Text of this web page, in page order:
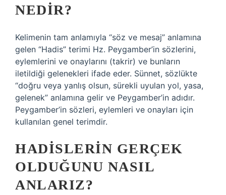
NEDIR?
Kelimenin tam anlamıyla “söz ve mesaj” anlamına
gelen “Hadis” terimi Hz. Peygamber’in sözlerini,
eylemlerini ve onaylarını (takrir) ve bunların
iletildiği gelenekleri ifade eder. Sünnet, sözlükte
“doğru veya yanlış olsun, sürekli uyulan yol, yasa,
gelenek” anlamına gelir ve Peygamber’in adıdır.
Peygamber’in sözleri, eylemleri ve onayları için
kullanılan genel terimdir.
HADISLERIN GERÇEK
OLDUĞUNU NASIL
ANLARIZ?